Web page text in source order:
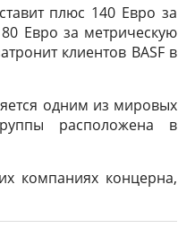
плюс 140 Евро за
Евро за метрическую
клиентов BASF в
одним из мировых
расположена в
компаниях концерна,